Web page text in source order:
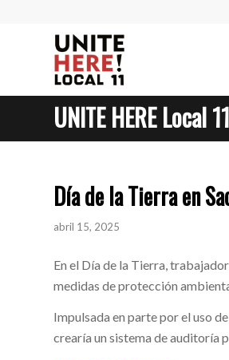
UNITE HERE Local 11
Día de la Tierra en
abril 15, 2025
En el Día de la Tierra,
medidas de protección
Impulsada en parte por el uso
crearía un sistema de auditoría